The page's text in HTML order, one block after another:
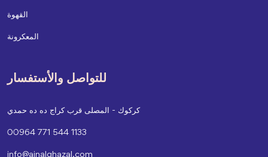
القهوة
المعكرونة
للتواصل والأستفسار
كركوك - المصلى قرب كراج ده ده حمدي
00964 771 544 1133
info@ainalghazal.com